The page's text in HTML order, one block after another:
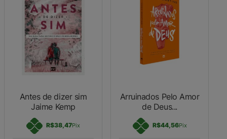
Antes de dizer sim
Jaime Kemp
R$38,47Pix
Arruinados Pelo Amor
de Deus...
R$44,56Pix